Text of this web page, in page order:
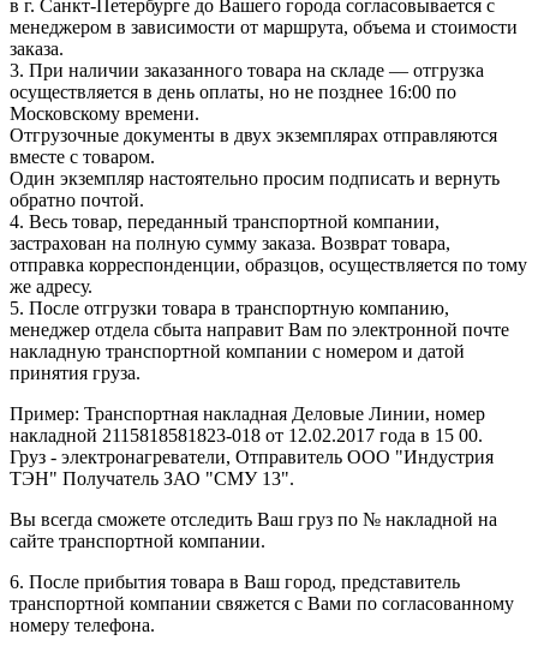
в г. Санкт-Петербурге до Вашего города согласовывается с
менеджером в зависимости от маршрута, объема и стоимости
заказа.
3. При наличии заказанного товара на складе — отгрузка
осуществляется в день оплаты, но не позднее 16:00 по
Московскому времени.
Отгрузочные документы в двух экземплярах отправляются
вместе с товаром.
Один экземпляр настоятельно просим подписать и вернуть
обратно почтой.
4. Весь товар, переданный транспортной компании,
застрахован на полную сумму заказа. Возврат товара,
отправка корреспонденции, образцов, осуществляется по тому
же адресу.
5. После отгрузки товара в транспортную компанию,
менеджер отдела сбыта направит Вам по электронной почте
накладную транспортной компании с номером и датой
принятия груза.
Пример: Транспортная накладная Деловые Линии, номер
накладной 2115818581823-018 от 12.02.2017 года в 15 00.
Груз - электронагреватели, Отправитель ООО "Индустрия
ТЭН" Получатель ЗАО "СМУ 13".
Вы всегда сможете отследить Ваш груз по № накладной на
сайте транспортной компании.
6. После прибытия товара в Ваш город, представитель
транспортной компании свяжется с Вами по согласованному
номеру телефона.